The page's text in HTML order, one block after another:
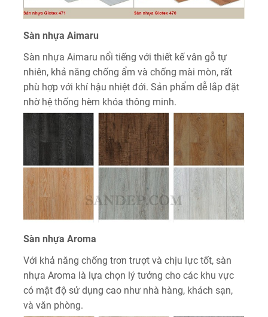
Sàn nhựa Aimaru
Sàn nhựa Aimaru nổi tiếng với thiết kế vân gỗ tự
nhiên, khả năng chống ẩm và chống mài mòn, rất
phù hợp với khí hậu nhiệt đới. Sản phẩm dễ lắp đặt
nhờ hệ thống hèm khóa thông minh.
Sàn nhựa Aroma
Với khả năng chống trơn trượt và chịu lực tốt, sàn
nhựa Aroma là lựa chọn lý tưởng cho các khu vực
có mật độ sử dụng cao như nhà hàng, khách sạn,
và văn phòng.